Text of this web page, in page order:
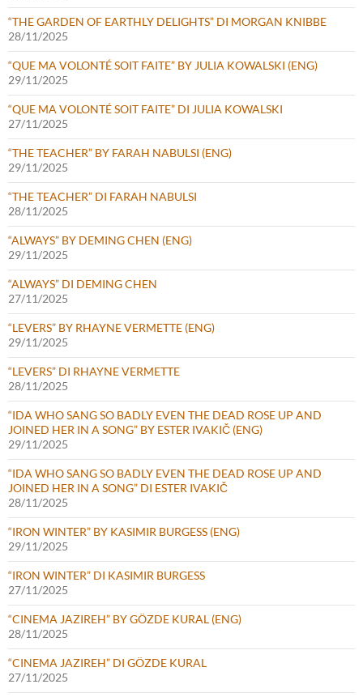
“THE GARDEN OF EARTHLY DELIGHTS” DI MORGAN KNIBBE
28/11/2025
“QUE MA VOLONTÉ SOIT FAITE” BY JULIA KOWALSKI (ENG)
29/11/2025
“QUE MA VOLONTÉ SOIT FAITE” DI JULIA KOWALSKI
27/11/2025
“THE TEACHER” BY FARAH NABULSI (ENG)
29/11/2025
“THE TEACHER” DI FARAH NABULSI
28/11/2025
“ALWAYS” BY DEMING CHEN (ENG)
29/11/2025
“ALWAYS” DI DEMING CHEN
27/11/2025
“LEVERS” BY RHAYNE VERMETTE (ENG)
29/11/2025
“LEVERS” DI RHAYNE VERMETTE
28/11/2025
“IDA WHO SANG SO BADLY EVEN THE DEAD ROSE UP AND
JOINED HER IN A SONG” BY ESTER IVAKIČ (ENG)
29/11/2025
“IDA WHO SANG SO BADLY EVEN THE DEAD ROSE UP AND
JOINED HER IN A SONG” DI ESTER IVAKIČ
28/11/2025
“IRON WINTER” BY KASIMIR BURGESS (ENG)
29/11/2025
“IRON WINTER” DI KASIMIR BURGESS
27/11/2025
“CINEMA JAZIREH” BY GÖZDE KURAL (ENG)
28/11/2025
“CINEMA JAZIREH” DI GÖZDE KURAL
27/11/2025